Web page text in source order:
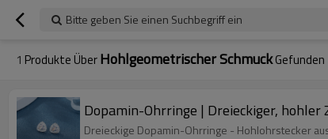
Bitte geben Sie einen Suchbegriff ein
1 Produkte ÜberHohlgeometrischer SchmuckGefunden
Dopamin-Ohrringe | Dreieckiger,
Dreieckige Dopamin-Ohrringe - Hohlohrstecker